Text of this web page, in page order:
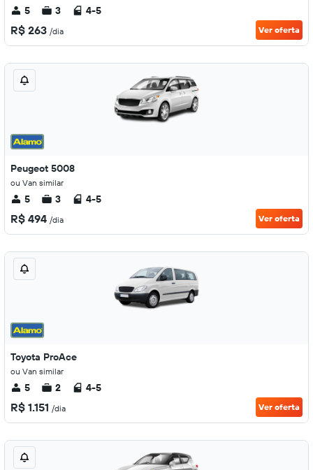
5 3 4-5
R$ 263 /dia Ver oferta
Peugeot 5008
ou Van similar
5 3 4-5
R$ 494 /dia Ver oferta
Toyota ProAce
ou Van similar
5 2 4-5
R$ 1.151 /dia Ver oferta